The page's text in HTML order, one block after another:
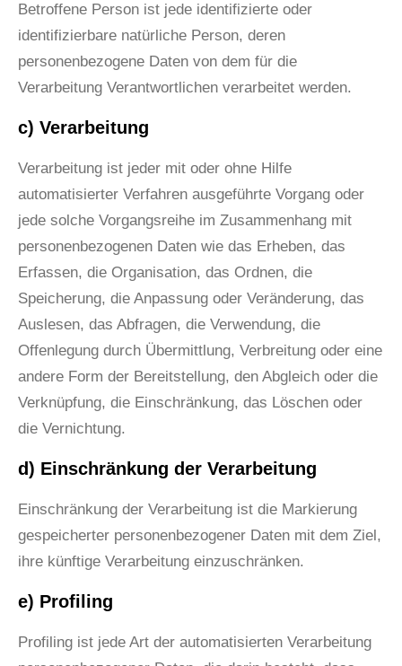
Betroffene Person ist jede identifizierte oder
identifizierbare natürliche Person, deren
personenbezogene Daten von dem für die
Verarbeitung Verantwortlichen verarbeitet werden.
c) Verarbeitung
Verarbeitung ist jeder mit oder ohne Hilfe
automatisierter Verfahren ausgeführte Vorgang oder
jede solche Vorgangsreihe im Zusammenhang mit
personenbezogenen Daten wie das Erheben, das
Erfassen, die Organisation, das Ordnen, die
Speicherung, die Anpassung oder Veränderung, das
Auslesen, das Abfragen, die Verwendung, die
Offenlegung durch Übermittlung, Verbreitung oder eine
andere Form der Bereitstellung, den Abgleich oder die
Verknüpfung, die Einschränkung, das Löschen oder
die Vernichtung.
d) Einschränkung der Verarbeitung
Einschränkung der Verarbeitung ist die Markierung
gespeicherter personenbezogener Daten mit dem Ziel,
ihre künftige Verarbeitung einzuschränken.
e) Profiling
Profiling ist jede Art der automatisierten Verarbeitung